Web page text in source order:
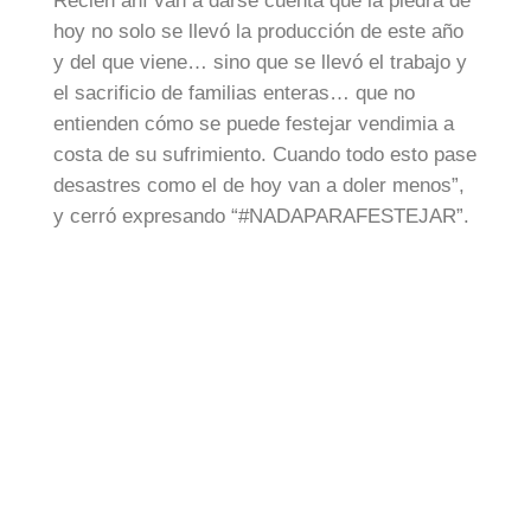
hoy no solo se llevó la producción de este año
y del que viene… sino que se llevó el trabajo y
el sacrificio de familias enteras… que no
entienden cómo se puede festejar vendimia a
costa de su sufrimiento. Cuando todo esto pase
desastres como el de hoy van a doler menos”,
y cerró expresando “#NADAPARAFESTEJAR”.